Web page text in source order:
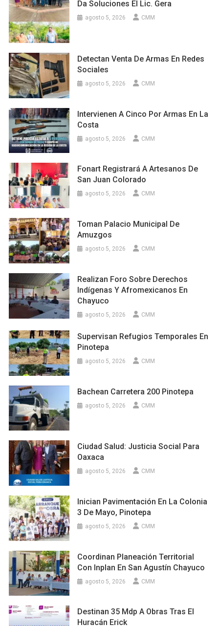
Da Soluciones El Lic. Gera
agosto 5, 2026 CMM
Detectan Venta De Armas En Redes
Sociales
agosto 5, 2026 CMM
Intervienen A Cinco Por Armas En La
Costa
agosto 5, 2026 CMM
Fonart Registrará A Artesanos De
San Juan Colorado
agosto 5, 2026 CMM
Toman Palacio Municipal De
Amuzgos
agosto 5, 2026 CMM
Realizan Foro Sobre Derechos
Indígenas Y Afromexicanos En
Chayuco
agosto 5, 2026 CMM
Supervisan Refugios Temporales En
Pinotepa
agosto 5, 2026 CMM
Bachean Carretera 200 Pinotepa
agosto 5, 2026 CMM
Ciudad Salud: Justicia Social Para
Oaxaca
agosto 5, 2026 CMM
Inician Pavimentación En La Colonia
3 De Mayo, Pinotepa
agosto 5, 2026 CMM
Coordinan Planeación Territorial
Con Inplan En San Agustín Chayuco
agosto 5, 2026 CMM
Destinan 35 Mdp A Obras Tras El
Huracán Erick